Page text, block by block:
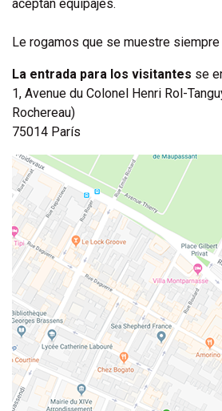
aceptan equipajes.
Le rogamos que se muestre siempre
La entrada para los visitantes se
1, Avenue du Colonel Henri Rol-
Rochereau)
75014 París